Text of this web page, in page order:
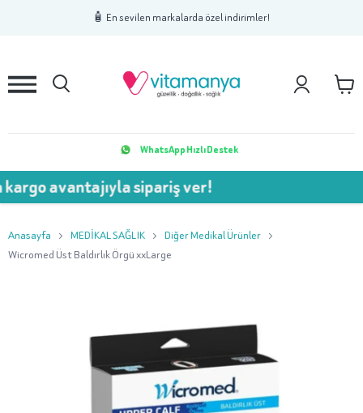
🧴 En sevilen markalarda özel indirimler!
2 3
WhatsApp Hızlı Destek
avantajıyla sipariş ver!
Anasayfa MEDİKAL SAĞLIK
Diğer Medikal Ürünler
Wicromed Üst Baldırlık Örgü xxLarge